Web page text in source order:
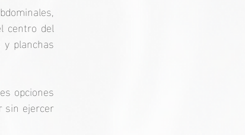
centro del
planchas
opciones
sin ejercer